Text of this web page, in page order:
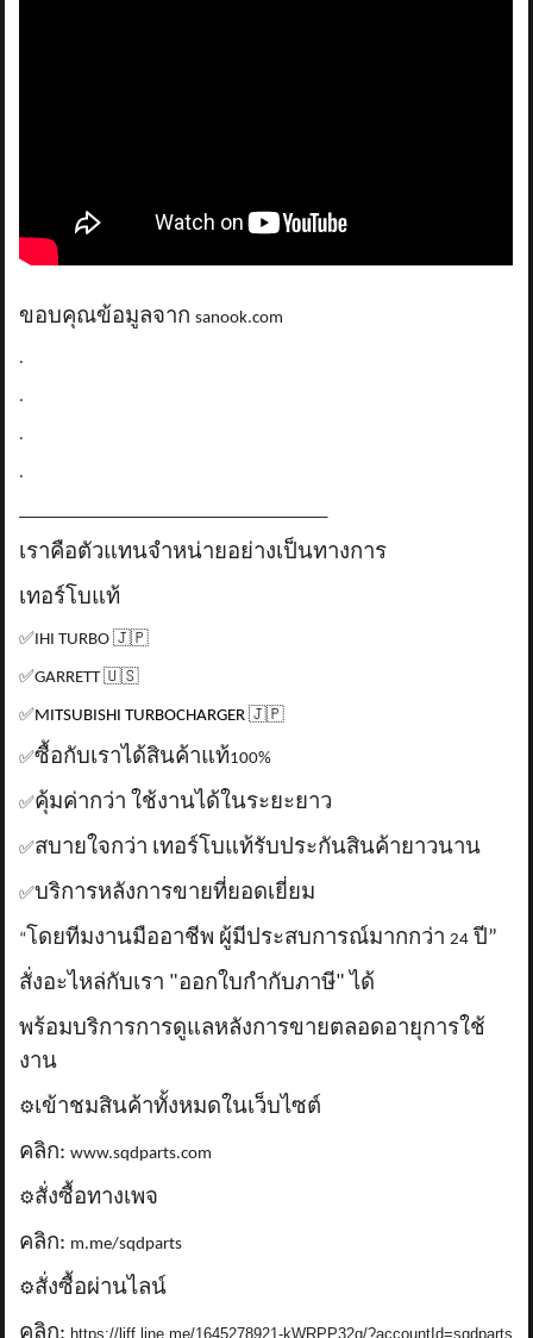
ขอบคุณข้อมูลจากsanook.com
.
.
.
.
เราคือตัวแทนจำหน่ายอย่างเป็นทางการ
เทอร์โบแท้
✅ IHI TURBO🇯🇵
✅GARRETT🇺🇸
✅ MITSUBISHI TURBOCHARGER 🇯🇵
✅ซื้อกับเราได้สินค้าแท้100%
✅คุ้มค่ากว่า ใช้งานได้ในระยะยาว
✅สบายใจกว่า เทอร์โบแท้รับประกันสินค้ายาวนาน
✅บริการหลังการขายที่ยอดเยี่ยม
“ โดยทีมงานมืออาชีพ ผู้มีประสบการณ์มากกว่า24 ปี”
สั่งอะไหล่กับเรา "ออกใบกำกับภาษี" ได้
พร้อมบริการการดูแลหลังการขายตลอดอายุการใช้
งาน
⚙️เข้าชมสินค้าทั้งหมดในเว็บไซต์
คลิก:www.sqdparts.com
⚙️สั่งซื้อทางเพจ
คลิก: m.me/sqdparts
⚙️สั่งซื้อผ่านไลน์
https://liff.line.me/1645278921-kWRPP32q/?accountId=sqdparts